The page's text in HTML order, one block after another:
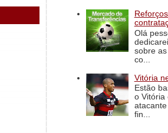
Olá
sobre
co...
Vitória
Estão
o Vitória
fin...